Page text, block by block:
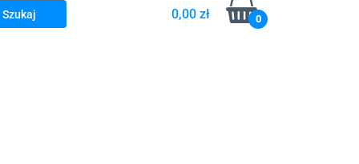
Zgody cookies
0,00 zł 0